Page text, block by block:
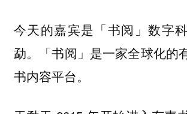
今天的嘉宾是「书阅」数字
勐。「书阅」是一家全球化的
书内容平台。